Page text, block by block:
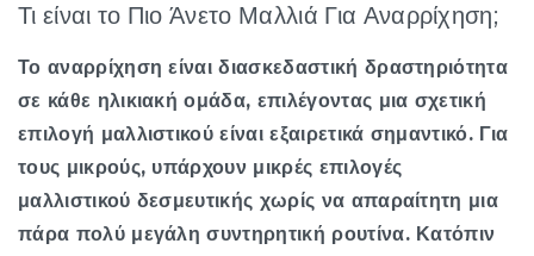
Τι είναι το Πιο Άνετο Μαλλιά Για Αναρρίχηση;
Το αναρρίχηση είναι διασκεδαστική δραστηριότητα
σε κάθε ηλικιακή ομάδα, επιλέγοντας μια σχετική
επιλογή μαλλιστικού είναι εξαιρετικά σημαντικό. Για
τους μικρούς, υπάρχουν μικρές επιλογές
μαλλιστικού δεσμευτικής χωρίς να απαραίτητη μια
πάρα πολύ μεγάλη συντηρητική ρουτίνα. Κατόπιν